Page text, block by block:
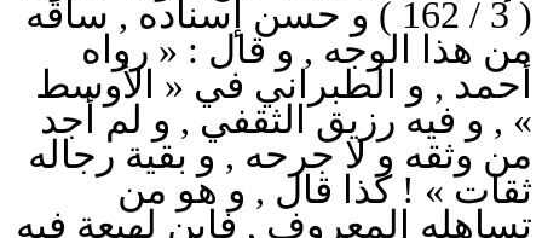
( 3 / 162 ) و حسن إسناده , ساقه
من هذا الوجه , و قال : « رواه
أحمد , و الطبراني في « ‎الأوسط
» , و فيه رزيق الثقفي , و لم أجد
من وثقه و لا جرحه , و بقية رجاله
ثقات » ! كذا قال , و هو من
تساهله المعروف , فابن لهيعة فيه